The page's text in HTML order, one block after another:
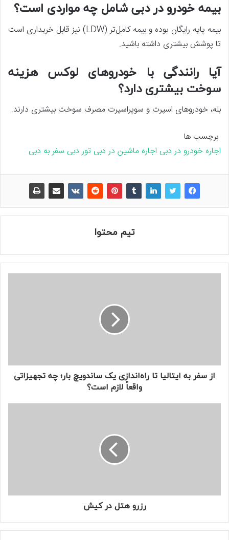
بیمه خودرو در دبی شامل چه مواردی است؟
بیمه پایه رایگان بوده و بیمه کامل‌تر (LDW) نیز قابل خریداری است
تا پوشش بیشتری داشته باشید.
آیا رانندگی با خودروهای لوکس هزینه
سوخت بیشتری دارد؟
بله، خودروهای اسپرت و سوپراسپرت مصرف سوخت بیشتری دارند.
برچسب ها
اجاره خودرو در دبی اجاره ماشین در دبی تور دبی سفر به دبی
تیم محتوا
از سفر به ایتالیا تا راه‌اندازی یک ساندویچ‌ بار؛ چه تجهیزاتی
واقعاً لازم است؟
رزرو هتل در کیش